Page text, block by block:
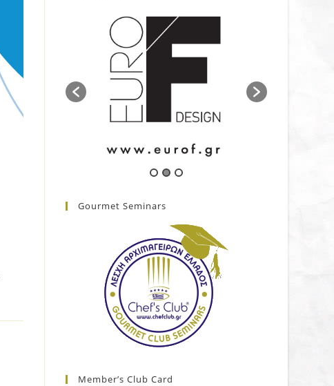
Gourmet Seminars
Member’s Club Card